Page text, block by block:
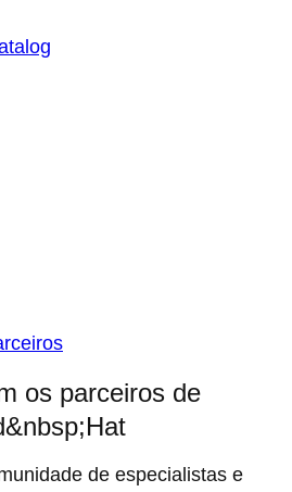
os parceiros de
de especialistas e